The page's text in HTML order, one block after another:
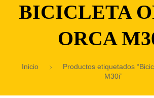
BICICLETA
ORCA
Inicio
Productos etiquetados
M30i”